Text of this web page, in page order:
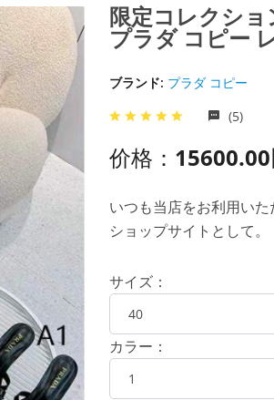
限定コレクシ
プラダ コピー
ブランド: プラダ コピー
(5)
价格：
いつも当店をお利用い
ショップサイトとして。
サイズ：
カラー：